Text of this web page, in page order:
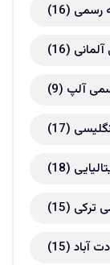
رسمی (16)
(16)
آلپ (9)
(17)
(18)
ترکی (15)
آباد (15)